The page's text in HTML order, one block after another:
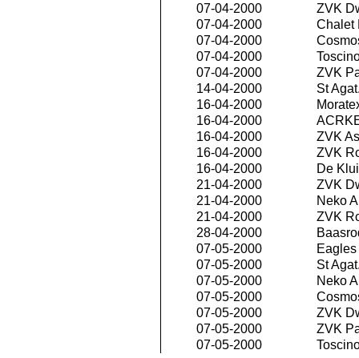
07-04-2000
ZVK
07-04-2000
Chalet
07-04-2000
07-04-2000
07-04-2000
ZVK
14-04-2000
St
16-04-2000
16-04-2000
16-04-2000
ZVK
16-04-2000
ZVK
16-04-2000
De
21-04-2000
ZVK
21-04-2000
Neko
21-04-2000
ZVK
28-04-2000
07-05-2000
07-05-2000
St
07-05-2000
Neko
07-05-2000
07-05-2000
ZVK
07-05-2000
ZVK
07-05-2000